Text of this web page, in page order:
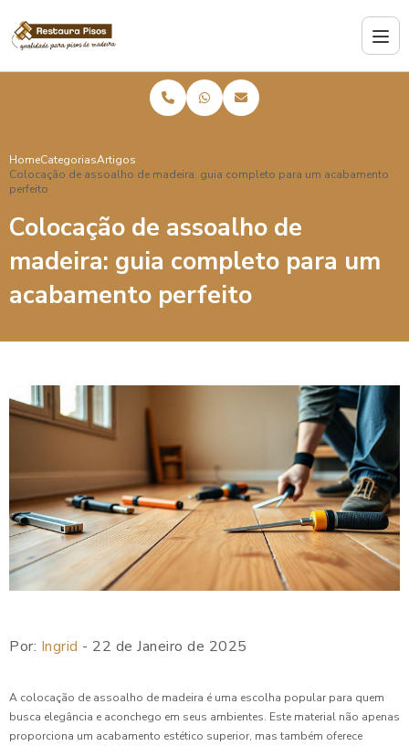
HomeCategoriasArtigos
Colocação de assoalho de madeira: guia completo para um acabamento
perfeito
Colocação de assoalho de
madeira: guia completo para um
acabamento perfeito
Por: Ingrid - 22 de Janeiro de 2025
A colocação de assoalho de madeira é uma escolha popular para quem
busca elegância e aconchego em seus ambientes. Este material não apenas
proporciona um acabamento estético superior, mas também oferece